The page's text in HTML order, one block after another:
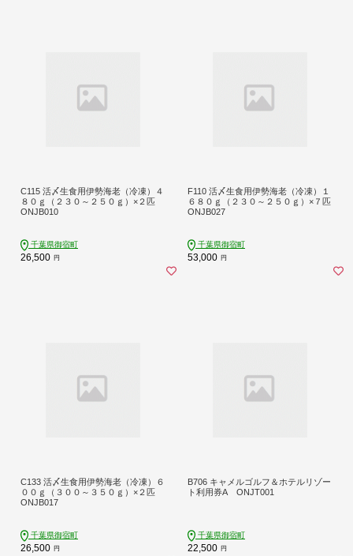
C115 活〆生食用伊勢海老（冷凍）４
８０ｇ（２３０～２５０ｇ）×２匹
ONJB010
千葉県御宿町
26,500 円
F110 活〆生食用伊勢海老（冷凍）１
６８０ｇ（２３０～２５０ｇ）×７匹
ONJB027
千葉県御宿町
53,000 円
C133 活〆生食用伊勢海老（冷凍）６
００ｇ（３００～３５０ｇ）×２匹
ONJB017
千葉県御宿町
26,500 円
B706 キャメルゴルフ＆ホテルリゾー
ト利用券A ONJT001
千葉県御宿町
22,500 円